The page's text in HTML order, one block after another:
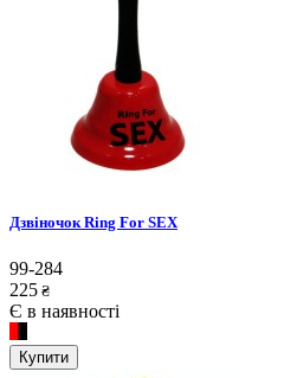
Дзвіночок Ring For SEX
99-284
225 ₴
Є в наявності
Купити